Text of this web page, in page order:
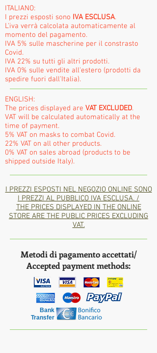
ITALIANO:
I prezzi esposti sono IVA ESCLUSA.
L'iva verrà calcolata automaticamente al
momento del pagamento.
IVA 5% sulle mascherine per il constrasto
Covid.
IVA 22% su tutti gli altri prodotti.
IVA 0% sulle vendite all'estero (prodotti da
spedire fuori dall'Italia).
ENGLISH:
The prices displayed are VAT EXCLUDED.
VAT will be calculated automatically at the
time of payment.
5% VAT on masks to combat Covid.
22% VAT on all other products.
0% VAT on sales abroad (products to be
shipped outside Italy).
I PREZZI ESPOSTI NEL NEGOZIO ONLINE SONO
I PREZZI AL PUBBLICO IVA ESCLUSA. /
THE PRICES DISPLAYED IN THE ONLINE
STORE ARE THE PUBLIC PRICES EXCLUDING
VAT.
Metodi di pagamento accettati/
Accepted payment methods:
Bank
Transfer